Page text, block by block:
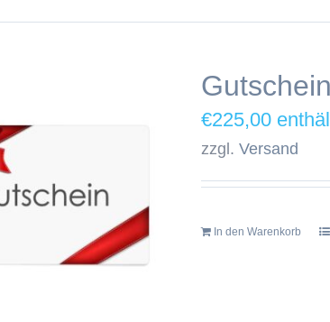
€225,00
zzgl.Versand
In den Warenkorb